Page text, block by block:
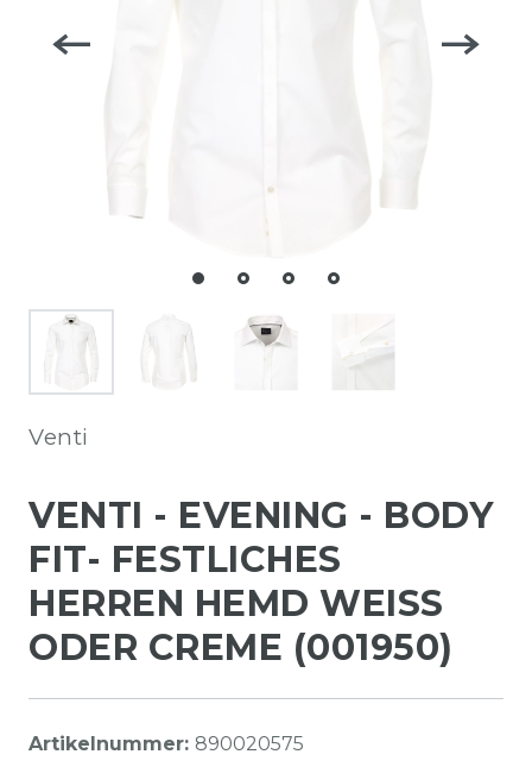
Venti
VENTI - EVENING - BODY
FIT- FESTLICHES
HERREN HEMD WEISS O
DER CREME (001950)
Artikelnummer: 890020575